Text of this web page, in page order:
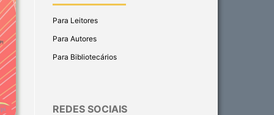
Para Leitores
Para Autores
Para Bibliotecários
REDES SOCIAIS